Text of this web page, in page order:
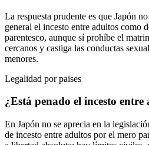
La respuesta prudente es que Japón
general el incesto entre adultos como
parentesco, aunque sí prohíbe el
cercanos y castiga las conductas
menores.
Legalidad por paises
¿Está penado el incesto
En Japón no se aprecia en la
de incesto entre adultos por el mero